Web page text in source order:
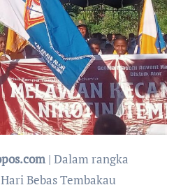
| Dalam rangka
Bebas Tembakau